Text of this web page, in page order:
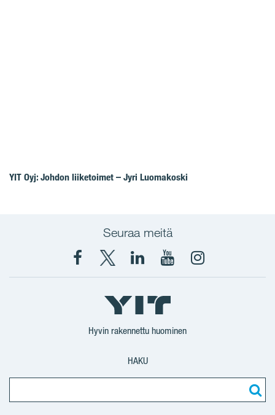
YIT Oyj: Johdon liiketoimet – Jyri Luomakoski
Seuraa meitä
Facebook
X
YIT
Suomi
YIT
Corporation
YIT
Corporation
Instagram
Hyvin rakennettu huominen
HAKU